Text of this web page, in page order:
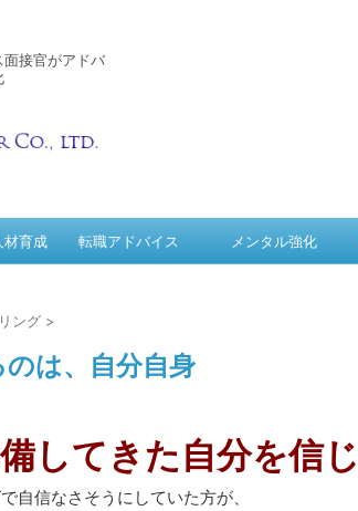
接官がアドバ
材育成 転職アドバイス メンタル強化
ング >
は、自分自身
してきた自分を信
自信なさそうにしていた方が、